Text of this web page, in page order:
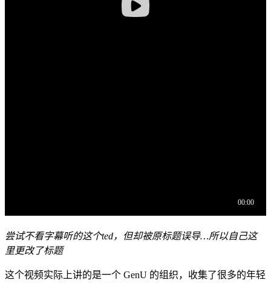
尝试不看字幕听的这个ted，但却被原标题误导…所以自己这
里更改了标题
这个视频实际上讲的是一个 GenU 的组织，收集了很多的年轻